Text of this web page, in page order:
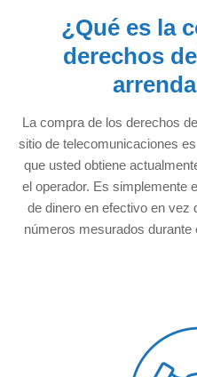
¿Qué es la
derechos
La compra de los derechos
sitio de telecomunicaciones
que usted obtiene
el operador. Es simplemente
de dinero en efectivo en vez
números mesurados durante